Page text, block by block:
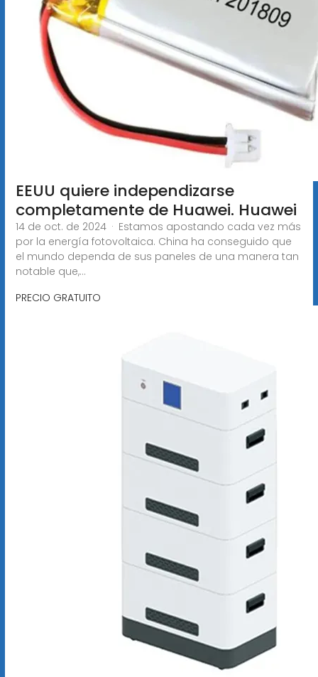
EEUU quiere independizarse
completamente de Huawei. Huawei
14 de oct. de 2024 · Estamos apostando cada vez más
por la energía fotovoltaica. China ha conseguido que
el mundo dependa de sus paneles de una manera tan
notable que,...
PRECIO GRATUITO